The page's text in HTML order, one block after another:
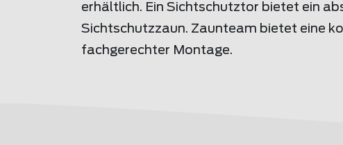
erhältlich. Ein Sichtschutztor bietet ein
Sichtschutzzaun. Zaunteam bietet eine
fachgerechter Montage.